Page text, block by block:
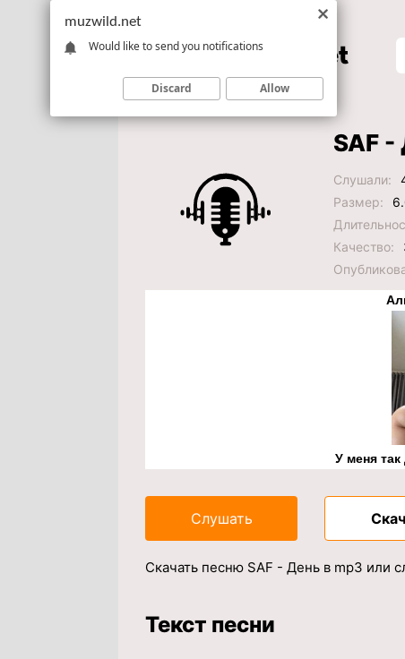
SAF -
Слушали:
Размер:
Качество:
У меня
Слушать
Скачать песню SAF - День в mp3 или
Текст песни
muzwild.net
Would like to send you notifications
Discard Allow